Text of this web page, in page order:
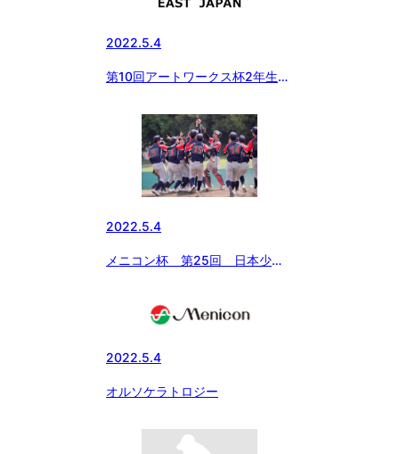
2022.5.4
第10回アートワークス杯2年生大
2022.5.4
メニコン杯 第25回 日本少年
中学生の部 京葉ボーイズ優勝！
2022.5.4
オルソケラトロジー